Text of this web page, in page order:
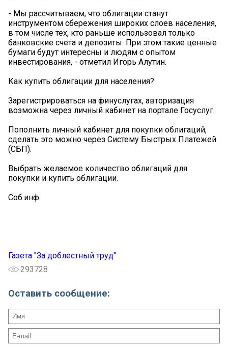
- Мы рассчитываем, что облигации станут
инструментом сбережения широких слоев населения,
в том числе тех, кто раньше использовал только
банковские счета и депозиты. При этом такие ценные
бумаги будут интересны и людям с опытом
инвестирования, - отметил Игорь Алутин.
Как купить облигации для населения?
Зарегистрироваться на финуслугах, авторизация
возможна через личный кабинет на портале Госуслуг.
Пополнить личный кабинет для покупки облигаций,
сделать это можно через Систему Быстрых Платежей
(СБП).
Выбрать желаемое количество облигаций для
покупки и купить облигации.
Соб.инф.
Газета "За доблестный труд"
293728
Оставить сообщение: